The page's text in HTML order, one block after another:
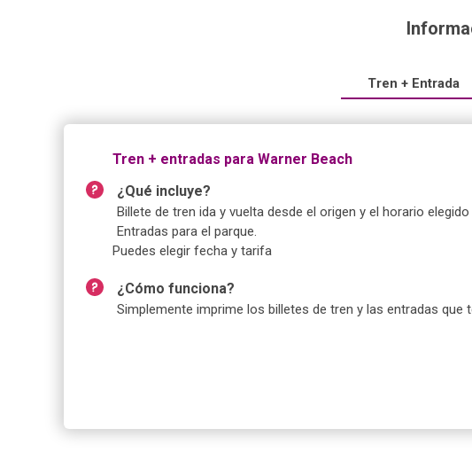
Tren + Entrada
Tren + entradas para Warner Beach
¿Qué incluye?
Billete de tren ida y vuelta desde el origen y el horario
Entradas para el parque.
Puedes elegir fecha y tarifa
¿Cómo funciona?
Simplemente imprime los billetes de tren y las entradas